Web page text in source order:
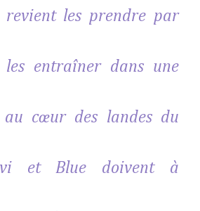
revient les prendre par
entraîner dans une
au cœur des landes du
et Blue doivent à